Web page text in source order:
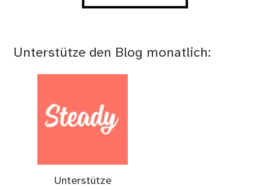
Unterstütze den Blog monatlich:
Unterstütze